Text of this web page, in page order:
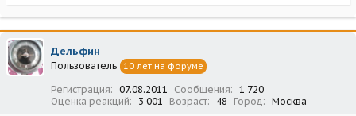
а
к
ц
и
и
Дельфин
Пользователь 10 лет на форуме
Регистрация 07.08.2011 Сообщения
1 720
Оценка реакций
3 001 Возраст 48 Город Москва